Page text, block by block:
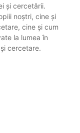
și cercetării.
noștri, cine și
cine și cum
la lumea în
cercetare.